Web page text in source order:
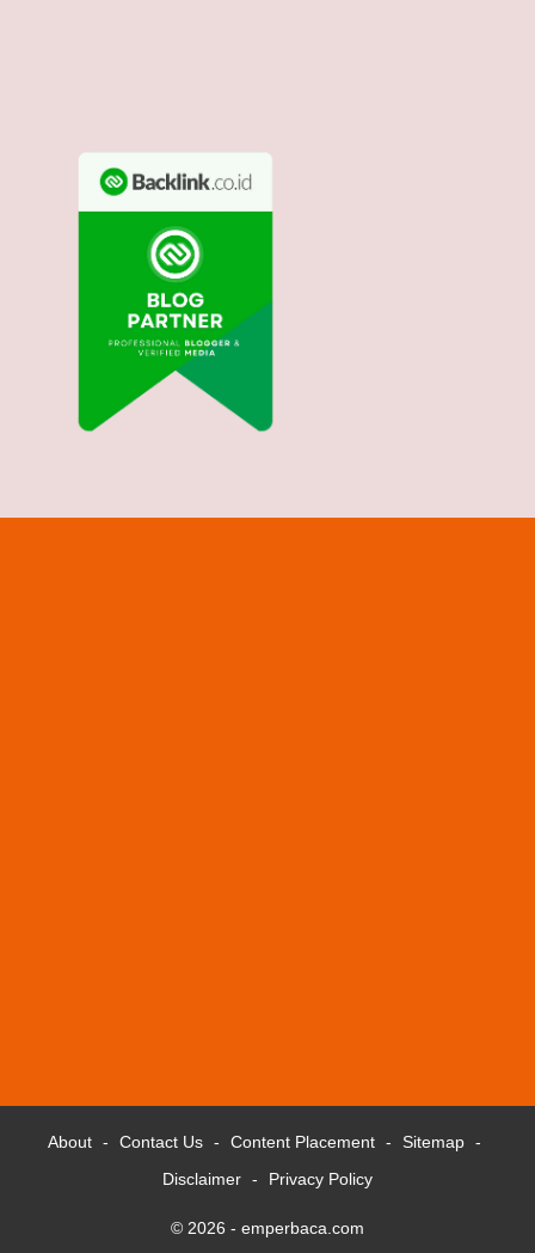
About Contact Us Content Placement
Sitemap
Disclaimer
Privacy Policy
© 2026 - emperbaca.com